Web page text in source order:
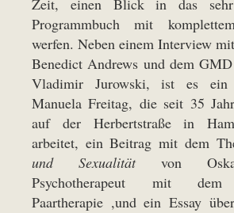
Zeit, einen Blick in das sehr
Programmbuch mit
werfen. Neben einem Interview
Benedict Andrews und dem GMD
Vladimir Jurowski, ist es
Manuela Freitag, die seit 35
auf der Herbertstraße in
arbeitet, ein Beitrag mit dem
und Sexualitätvon
Psychotherapeut mit dem
Paartherapie ,und ein Essay